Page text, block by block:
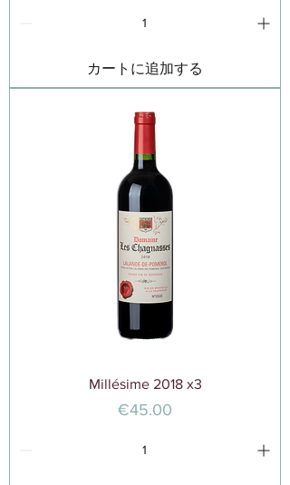
カートに追加する
Millésime 2018 x3
価格
€45.00